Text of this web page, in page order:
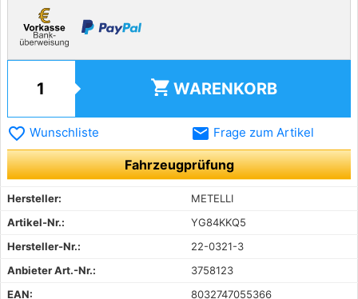
shopping_cart WARENKORB
favorite_border Wunschliste email Frage zum Artikel
Fahrzeugprüfung
Hersteller:
METELLI
Artikel-Nr.:
YG84KKQ5
Hersteller-Nr.:
22-0321-3
Anbieter Art.-Nr.:
3758123
EAN:
8032747055366